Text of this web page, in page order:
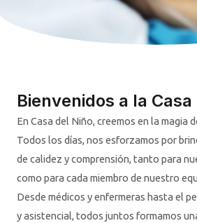
Bienvenidos a la
En Casa del Niño, creemos en la magia
Todos los días, nos esforzamos por
de calidez y comprensión, tanto para
como para cada miembro de nuestro
Desde médicos y enfermeras hasta el
y asistencial, todos juntos formamos